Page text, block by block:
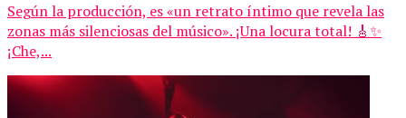
Según la producción, es «un retrato íntimo que revela las
zonas más silenciosas del músico». ¡Una locura total! 🎸✨
¡Che,...